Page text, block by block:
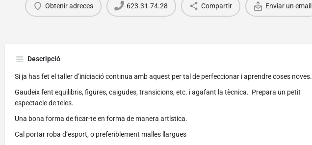
Obtenir adreces 623.31.74.28 Compartir
Enviar un email
Descripció
Si ja has fet el taller d’iniciació continua amb aquest per tal de perfeccionar i aprendre coses noves.
Gaudeix fent equilibris, figures, caigudes, transicions, etc. i agafant la tècnica. Prepara un petit
espectacle de teles.
Una bona forma de ficar-te en forma de manera artística.
Cal portar roba d’esport, o preferiblement malles llargues